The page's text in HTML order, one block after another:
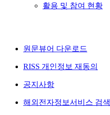
활용 및 참여 현황
원문뷰어 다운로드
RISS 개인정보 재동의
공지사항
해외전자정보서비스 검색